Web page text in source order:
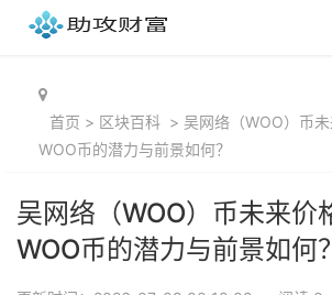
首页 > 区块百科 > 吴网络（WOO）币
WOO币的潜力与前景如何？
吴网络（WOO）币未来价
WOO币的潜力与前景如何？